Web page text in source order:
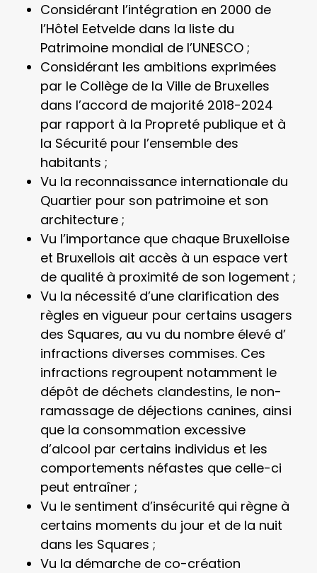
Considérant l’intégration en 2000 de
l’Hôtel Eetvelde dans la liste du
Patrimoine mondial de l’UNESCO ;
Considérant les ambitions exprimées
par le Collège de la Ville de Bruxelles
dans l’accord de majorité 2018-2024
par rapport à la Propreté publique et à
la Sécurité pour l’ensemble des
habitants ;
Vu la reconnaissance internationale du
Quartier pour son patrimoine et son
architecture ;
Vu l’importance que chaque Bruxelloise
et Bruxellois ait accès à un espace vert
de qualité à proximité de son logement ;
Vu la nécessité d’une clarification des
règles en vigueur pour certains usagers
des Squares, au vu du nombre élevé d’
infractions diverses commises. Ces
infractions regroupent notamment le
dépôt de déchets clandestins, le non-
ramassage de déjections canines, ainsi
que la consommation excessive
d’alcool par certains individus et les
comportements néfastes que celle-ci
peut entraîner ;
Vu le sentiment d’insécurité qui règne à
certains moments du jour et de la nuit
dans les Squares ;
Vu la démarche de co-création